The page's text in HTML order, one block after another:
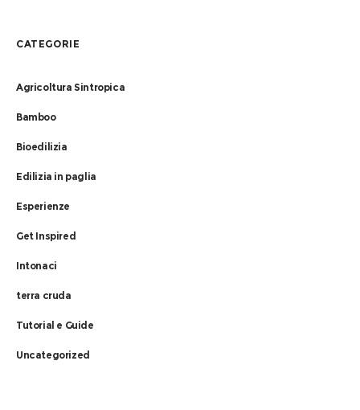
CATEGORIE
Agricoltura Sintropica
Bamboo
Bioedilizia
Edilizia in paglia
Esperienze
Get Inspired
Intonaci
terra cruda
Tutorial e Guide
Uncategorized